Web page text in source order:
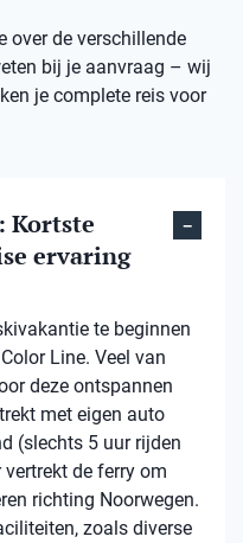
over de verschillende
bij je aanvraag – wij
je complete reis voor
Kortste
ervaring
te beginnen
Line. Veel van
deze ontspannen
met eigen auto
(slechts 5 uur rijden
de ferry om
richting Noorwegen.
zoals diverse